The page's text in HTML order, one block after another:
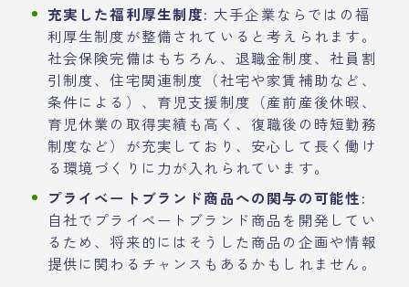
充実した福利厚生制度: 大手企業ならではの福
利厚生制度が整備されていると考えられます。
社会保険完備はもちろん、退職金制度、社員割
引制度、住宅関連制度（社宅や家賃補助など、
条件による）、育児支援制度（産前産後休暇、
育児休業の取得実績も高く、復職後の時短勤務
制度など）が充実しており、安心して長く働け
る環境づくりに力が入れられています。
プライベートブランド商品への関与の可能性:
自社でプライベートブランド商品を開発してい
るため、将来的にはそうした商品の企画や情報
提供に関わるチャンスもあるかもしれません。